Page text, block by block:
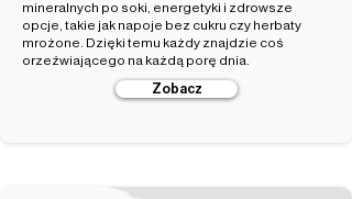
mineralnych po soki, energetyki i zdrowsze
opcje, takie jak napoje bez cukru czy herbaty
mrożone. Dzięki temu każdy znajdzie coś
orzeźwiającego na każdą porę dnia.
Zobacz